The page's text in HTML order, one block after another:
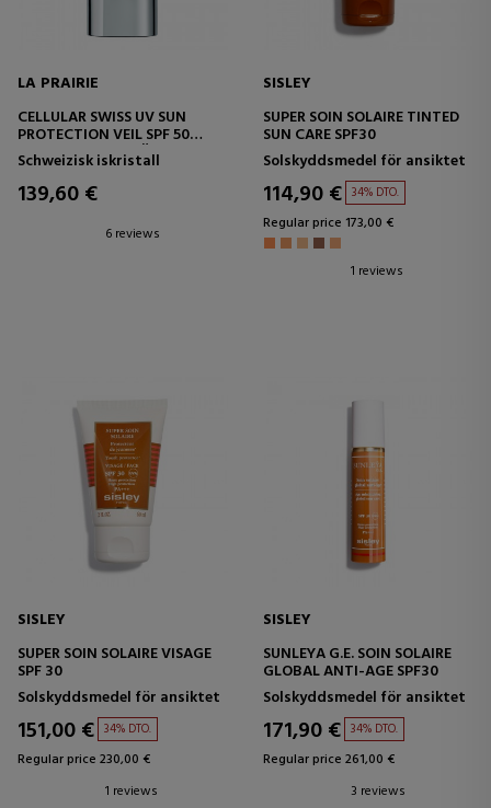
LA PRAIRIE
CELLULAR SWISS UV SUN
PROTECTION VEIL SPF 50
FUKTGIVANDE KRÄM MED
SOLSKYDD
Schweizisk iskristall
139,60 €
6 reviews
SISLEY
SUPER SOIN SOLAIRE TINTED
SUN CARE SPF30
Solskyddsmedel för ansiktet
114,90 € 34% DTO.
Regular price 173,00 €
1 reviews
SISLEY
SUPER SOIN SOLAIRE VISAGE
SPF 30
Solskyddsmedel för ansiktet
151,00 € 34% DTO.
Regular price 230,00 €
1 reviews
SISLEY
SUNLEYA G.E. SOIN SOLAIRE
GLOBAL ANTI-AGE SPF30
Solskyddsmedel för ansiktet
171,90 € 34% DTO.
Regular price 261,00 €
3 reviews